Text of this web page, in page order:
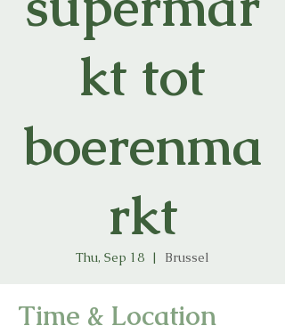
kt tot
boerenma
rkt
Thu, Sep 18
  |
Brussel
Time & Location